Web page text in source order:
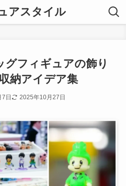
アスタイル
グフィギュアの飾り
納アイデア集
7日 2025年10月27日